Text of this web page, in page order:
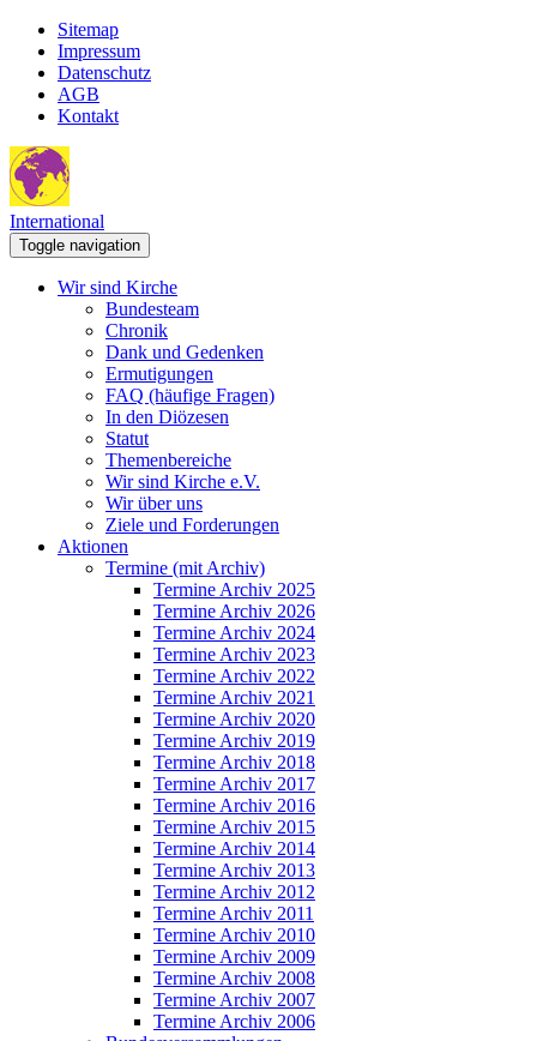
Sitemap
Impressum
Datenschutz
AGB
Kontakt
International
Toggle navigation
Wir sind Kirche
Bundesteam
Chronik
Dank und Gedenken
Ermutigungen
FAQ (häufige Fragen)
In den Diözesen
Statut
Themenbereiche
Wir sind Kirche e.V.
Wir über uns
Ziele und Forderungen
Aktionen
Termine (mit Archiv)
Termine Archiv 2025
Termine Archiv 2026
Termine Archiv 2024
Termine Archiv 2023
Termine Archiv 2022
Termine Archiv 2021
Termine Archiv 2020
Termine Archiv 2019
Termine Archiv 2018
Termine Archiv 2017
Termine Archiv 2016
Termine Archiv 2015
Termine Archiv 2014
Termine Archiv 2013
Termine Archiv 2012
Termine Archiv 2011
Termine Archiv 2010
Termine Archiv 2009
Termine Archiv 2008
Termine Archiv 2007
Termine Archiv 2006